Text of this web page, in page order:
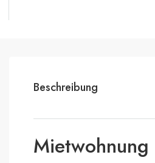
Beschreibung